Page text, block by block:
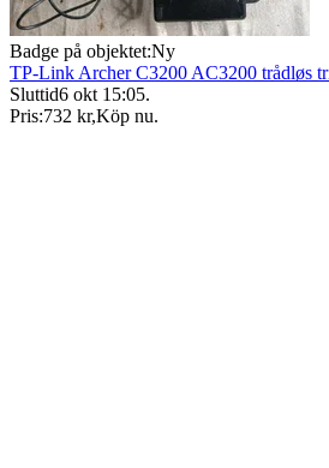
Badge på objektet:Ny
TP-Link Archer C3200 AC3200 trådløs
Sluttid6 okt 15:05.
Pris:732 kr,Köp nu.